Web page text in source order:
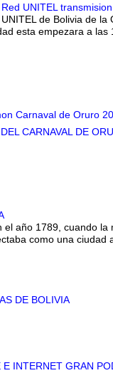
UNITEL
de Bolivia de la
esta empezara a las
Carnaval de Oruro
CARNAVAL DE
el año 1789, cuando la
como una ciudad
DE BOLIVIA
INTERNET GRAN